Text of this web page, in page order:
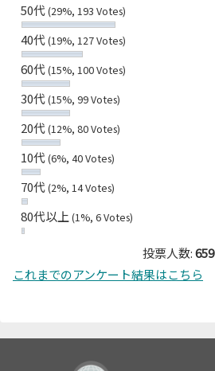
50代(29%, 193 Votes)
40代(19%, 127 Votes)
60代(15%, 100 Votes)
30代(15%, 99 Votes)
20代(12%, 80 Votes)
10代(6%, 40 Votes)
70代(2%, 14 Votes)
80代以上 (1%, 6 Votes)
投票人数:659
これまでのアンケート結果はこちら